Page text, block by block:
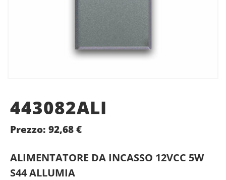
443082ALI
Prezzo: 92,68€
ALIMENTATORE DA INCASSO 12VCC 5W
S44 ALLUMIA